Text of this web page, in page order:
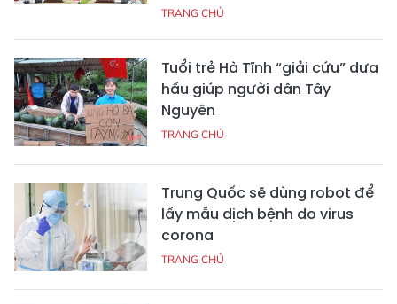
TRANG CHỦ
Tuổi trẻ Hà Tĩnh “giải cứu” dưa
hấu giúp người dân Tây
Nguyên
TRANG CHỦ
Trung Quốc sẽ dùng robot để
lấy mẫu dịch bệnh do virus
corona
TRANG CHỦ